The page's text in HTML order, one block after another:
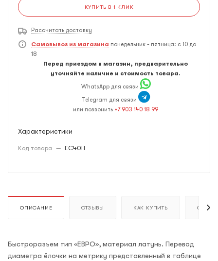
КУПИТЬ В 1 КЛИК
Рассчитать доставку
Самовывоз из магазина понедельник - пятница: с 10 до
18
Перед приездом в магазин, предварительно
уточняйте наличие и стоимость товара.
WhatsApp для связи
Telegram для связи
или позвонить +7 903 140 18 99
Характеристики
Код товара — EC40H
ОПИСАНИЕ ОТЗЫВЫ КАК КУПИТЬ ОПЛАТА
Быстроразъем тип «ЕВРО», материал латунь. Перевод
диаметра ёлочки на метрику представленный в таблице